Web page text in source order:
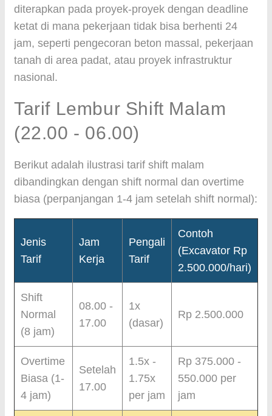
diterapkan pada proyek-proyek dengan deadline
ketat di mana pekerjaan tidak bisa berhenti 24
jam, seperti pengecoran beton massal, pekerjaan
tanah di area padat, atau proyek infrastruktur
nasional.
Tarif Lembur Shift Malam
(22.00 - 06.00)
Berikut adalah ilustrasi tarif shift malam
dibandingkan dengan shift normal dan overtime
biasa (perpanjangan 1-4 jam setelah shift normal):
Jenis
Tarif
Jam
Kerja
Pengali
Tarif
Contoh
(Excavator Rp
2.500.000/hari)
Shift
Normal
(8 jam)
08.00 -
17.00
1x
(dasar)
Rp 2.500.000
Overtime
Biasa (1-
4 jam)
Setelah
17.00
1.5x -
1.75x
per jam
Rp 375.000 -
550.000 per
jam